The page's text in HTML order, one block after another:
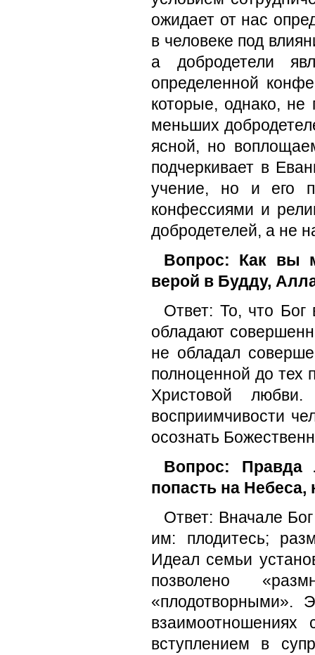
ожидает от нас
в человеке под
а добродетели
определенной
которые, однако, не
меньших
ясной, но
подчеркивает в
учение, но и его
конфессиями и
добродетелей, а не
Вопрос: Как вы
верой в Будду,
Ответ: То, что Бог
обладают
не обладал
полноценной до тех
Христовой
восприимчивости
осознать
Вопрос: Правда
попасть на Небеса,
Ответ: Вначале
им: плодитесь;
Идеал семьи
позволено
«плодотворными».
вступлением в